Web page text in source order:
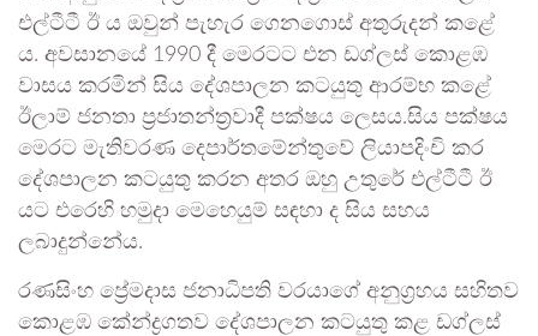
එල්ටීටී ඊ ය ඔවුන් පැහැර ගෙනගොස් අතුරුදන් කළේ
ය. අවසානයේ 1990 දී මෙරටට එන ඩග්ලස් කොළඹ
වාසය කරමින් සිය දේශපාලන කටයුතු ආරම්භ කළේ
ඊලාම් ජනතා ප්‍රජාතන්ත්‍රවාදී පක්ෂය ලෙසය.සිය පක්ෂය
මෙරට මැතිවරණ දෙපාර්තමේන්තුවේ ලියාපදිංචි කර
දේශපාලන කටයුතු කරන අතර ඔහු උතුරේ එල්ටීටී ඊ
යට එරෙහි හමුදා මෙහෙයුම් සඳහා ද සිය සහය
ලබාදුන්නේය.
රණසිංහ ප්‍රේමදාස ජනාධිපති වරයාගේ අනුග්‍රහය සහිතව
කොළඹ කේන්ද්‍රගතව දේශපාලන කටයුතු කළ ඩග්ලස්